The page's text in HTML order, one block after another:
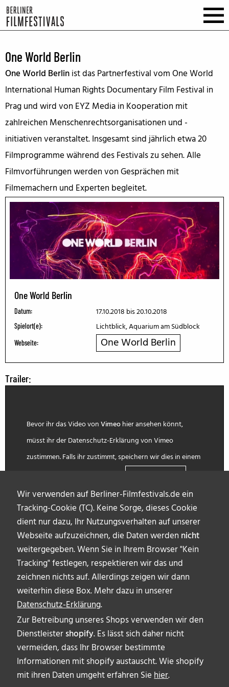
Wir verwenden auf Berliner-Filmfestivals.de ein
Tracking-Cookie (TC). Keine Sorge, dieses Cookie
dient nur dazu, Ihr Nutzungsverhalten auf unserer
Webseite aufzuzeichnen, die Daten werden nicht
weitergegeben. Wenn Sie in Ihrem Browser "Kein
Tracking" festlegen, respektieren wir das und
zeichnen nichts auf. Allerdings zeigen wir dann
weiterhin diese Box. Mehr dazu in unserer
Datenschutz-Erklärung.
Zur Betreibung unseres Shops verwenden wir den
Dienstleistershopify. Es lässt sich daher nicht
vermeiden, dass Ihr Browser bestimmte
Informationen mit shopify austauscht. Wie shopify
mit ihren Daten umgeht erfahren Siehier.
One World Berlin
One World Berlinist das Partnerfestival vom One World
International Human Rights Documentary Film Festival in
Prag und wird von EYZ Media in Kooperation mit
zahlreichen Menschenrechtsorganisationen und -
initiativen veranstaltet. Insgesamt sind jährlich etwa 20
Filmprogramme während des Festivals zu sehen. Alle
Filmvorführungen werden von Gesprächen mit
Filmemachern und Experten begleitet.
One World Berlin
Datum: 17.10.2018 bis 20.10.2018
Spielort(e): Lichtblick, Aquarium am Südblock
Webseite: One World Berlin
Trailer:
Bevor ihr das Video vonVimeohier ansehen könnt,
müsst ihr der Datenschutz-Erklärung von Vimeo
zustimmen. Falls ihr zustimmt, speichern wir dies in einem
ÜBER UNS
AUTOR_INNEN